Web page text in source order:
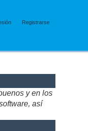
Registrarse
y en los
así